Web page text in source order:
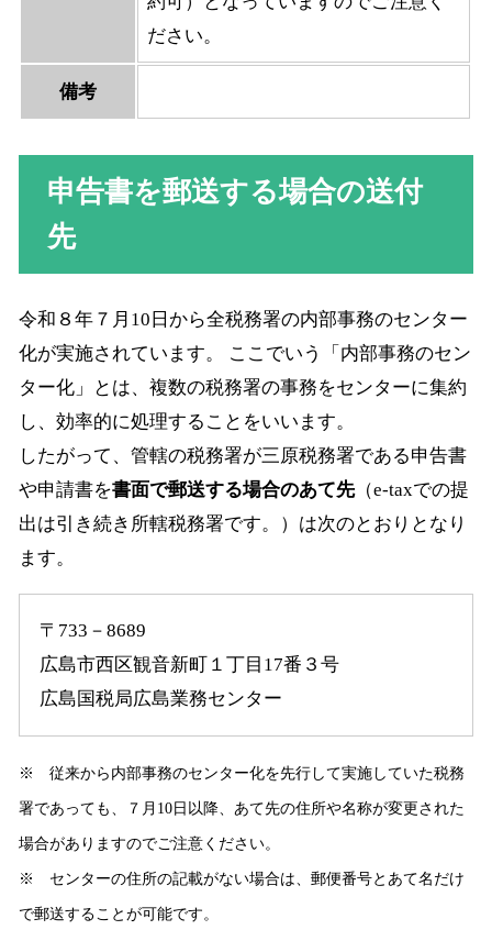
ださい。
備考
申告書を郵送する場合の送付
先
令和８年７月10日から全税務署の内部事務のセンター
化が実施されています。 ここでいう「内部事務のセン
ター化」とは、複数の税務署の事務をセンターに集約
し、効率的に処理することをいいます。
したがって、管轄の税務署が三原税務署である申告書
や申請書を書面で郵送する場合のあて先（e-taxでの提
出は引き続き所轄税務署です。）は次のとおりとなり
ます。
〒733－8689
広島市西区観音新町１丁目17番３号
広島国税局広島業務センター
※ 従来から内部事務のセンター化を先行して実施していた税務
署であっても、７月10日以降、あて先の住所や名称が変更された
場合がありますのでご注意ください。
※ センターの住所の記載がない場合は、郵便番号とあて名だけ
で郵送することが可能です。